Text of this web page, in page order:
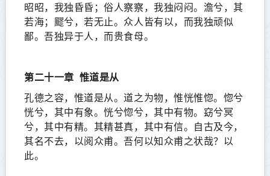
昭昭，我独昏昏；俗人察察，我独闷闷。澹兮，其
若海；飂兮，若无止。众人皆有以，而我独顽似
鄙。吾独异于人，而贵食母。
第二十一章 惟道是从
孔德之容，惟道是从。道之为物，惟恍惟惚。惚兮
恍兮，其中有象。恍兮惚兮，其中有物。窈兮冥
兮，其中有精。其精甚真，其中有信。自古及今，
其名不去，以阅众甫。吾何以知众甫之状哉？以
此。